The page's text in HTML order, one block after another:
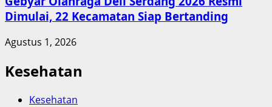
Dimulai, 22 Kecamatan Siap Bertanding
Agustus 1, 2026
Kesehatan
Kesehatan